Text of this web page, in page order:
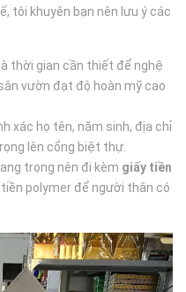
tôi khuyên bạn nên lưu ý các
thời gian cần thiết để nghệ
vườn đạt độ hoàn mỹ cao
xác họ tên, năm sinh, địa chỉ
lên cổng biệt thự.
trọng nên đi kèm giấy tiền
polymer để người thân có